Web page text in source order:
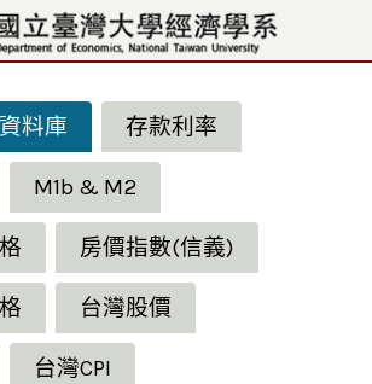
料庫 存款利率
M1b & M2
房價指數(信義)
台灣股價
台灣CPI